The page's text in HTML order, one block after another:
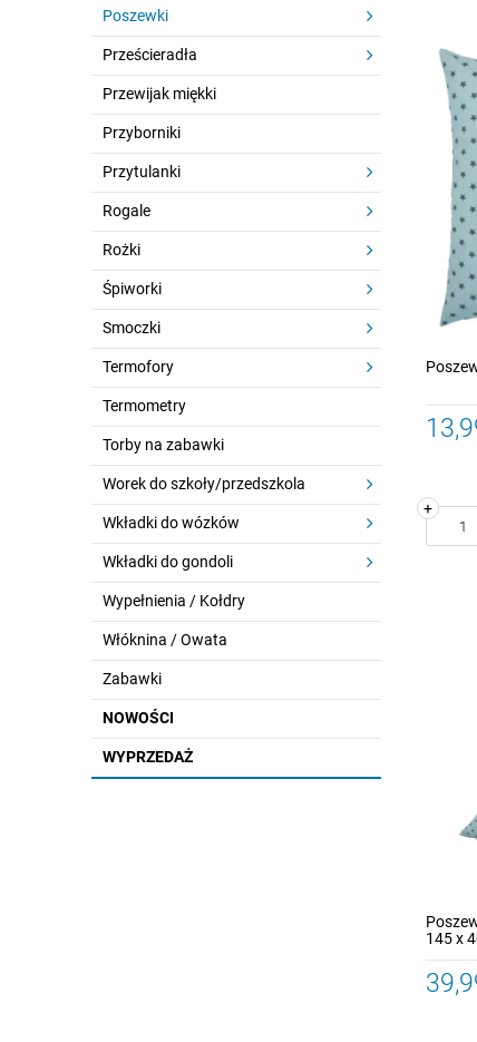
Poszewki
Prześcieradła
Przewijak miękki
Przyborniki
Przytulanki
Rogale
Rożki
Śpiworki
Smoczki
Termofory
Termometry
Torby na zabawki
Worek do szkoły/przedszkola
Wkładki do wózków
Wkładki do gondoli
Wypełnienia / Kołdry
Włóknina / Owata
Zabawki
NOWOŚCI
WYPRZEDAŻ
+
145 x